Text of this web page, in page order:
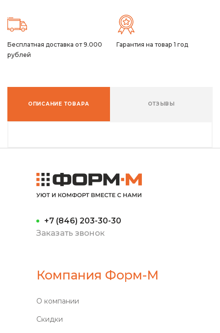
Бесплатная доставка от 9.000
рублей
Гарантия на товар 1 год
ОПИСАНИЕ ТОВАРА ОТЗЫВЫ
+7 (846) 203-30-30
Заказать звонок
Компания Форм-М
О компании
Скидки